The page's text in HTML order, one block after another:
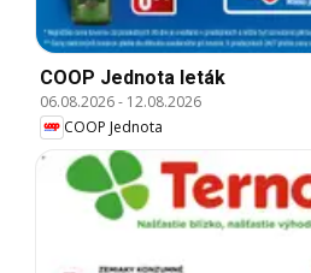
COOP Jednota leták
06.08.2026- 12.08.2026
COOP Jednota